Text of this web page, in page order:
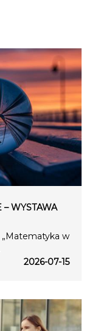
WYSTAWA
w
2026-07-15